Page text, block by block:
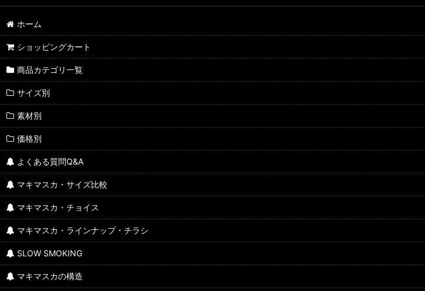
ホーム
ショッピングカート
商品カテゴリ一覧
サイズ別
素材別
価格別
よくある質問Q&A
マキマスカ・サイズ比較
マキマスカ・チョイス
マキマスカ・ラインナップ・チラシ
SLOW SMOKING
マキマスカの構造